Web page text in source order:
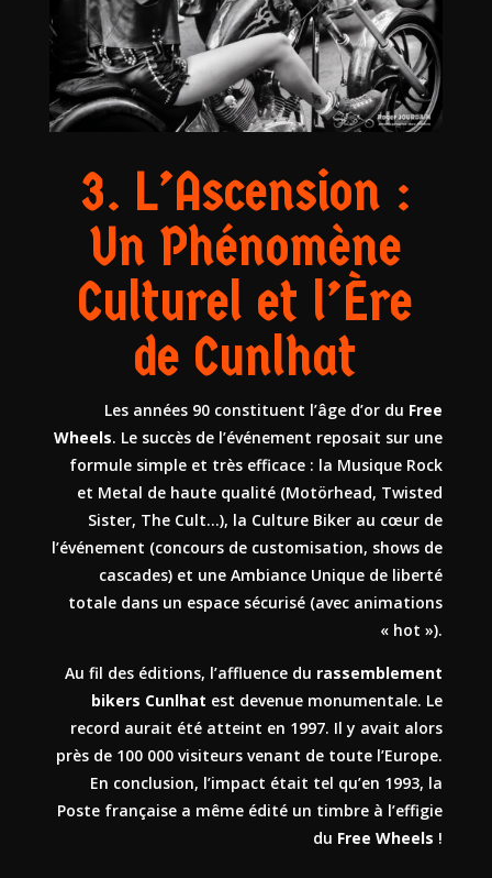
3. L’Ascension :
Un Phénomène
Culturel et l’Ère
de Cunlhat
Les années 90 constituent l’âge d’or du Free
Wheels. Le succès de l’événement reposait sur une
formule simple et très efficace : la Musique Rock
et Metal de haute qualité (Motörhead, Twisted
Sister, The Cult…), la Culture Biker au cœur de
l’événement (concours de customisation, shows de
cascades) et une Ambiance Unique de liberté
totale dans un espace sécurisé (avec animations
« hot »).
Au fil des éditions, l’affluence du rassemblement
bikers Cunlhat est devenue monumentale. Le
record aurait été atteint en 1997. Il y avait alors
près de 100 000 visiteurs venant de toute l’Europe.
En conclusion, l’impact était tel qu’en 1993, la
Poste française a même édité un timbre à l’effigie
du Free Wheels !